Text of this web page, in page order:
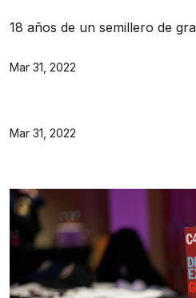
18 años de un semillero de
Mar 31, 2022
Mar 31, 2022